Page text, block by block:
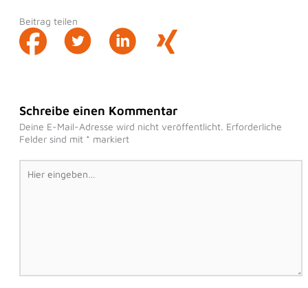
Beitrag teilen
Schreibe einen Kommentar
Deine E-Mail-Adresse wird nicht veröffentlicht. Erforderliche
Felder sind mit * markiert
Hier
eingeben…